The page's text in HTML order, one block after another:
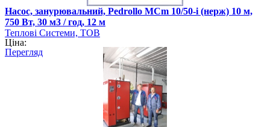
Насос, занурювальний, Pedrollo MCm 10/50-i (нерж) 10 м,
750 Вт, 30 м3 / год, 12 м
Теплові Системи, ТОВ
Ціна:
Перегляд